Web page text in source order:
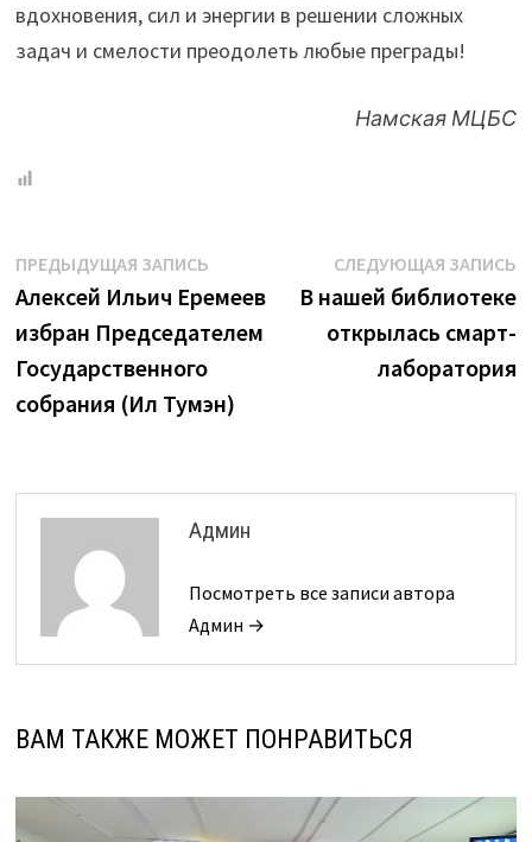
вдохновения, сил и энергии в решении сложных
задач и смелости преодолеть любые преграды!
Намская МЦБС
Навигация
по
записям
ПРЕДЫДУЩАЯ ЗАПИСЬПредыдущая
запись:
Алексей Ильич Еремеев
избран Председателем
Государственного
собрания (Ил Тумэн)
СЛЕДУЮЩАЯ ЗАПИСЬ
В нашей библиотеке
открылась смарт-
лаборатория
Админ
Посмотреть все записи автора
Админ →
ВАМ ТАКЖЕ МОЖЕТ ПОНРАВИТЬСЯ